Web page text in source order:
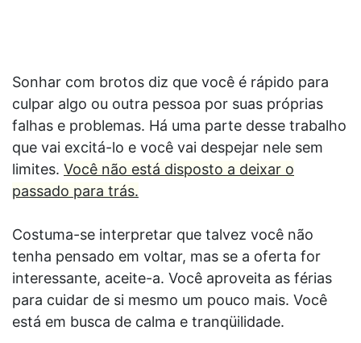
Sonhar com brotos diz que você é rápido para
culpar algo ou outra pessoa por suas próprias
falhas e problemas. Há uma parte desse trabalho
que vai excitá-lo e você vai despejar nele sem
limites. Você não está disposto a deixar o
passado para trás.
Costuma-se interpretar que talvez você não
tenha pensado em voltar, mas se a oferta for
interessante, aceite-a. Você aproveita as férias
para cuidar de si mesmo um pouco mais. Você
está em busca de calma e tranqüilidade.